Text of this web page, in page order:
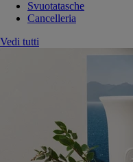
Svuotatasche
Cancelleria
Vedi tutti